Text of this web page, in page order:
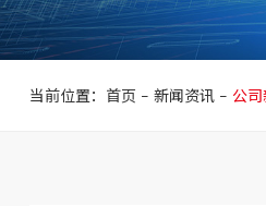
当前位置：首页 - 新闻资讯 - 公司